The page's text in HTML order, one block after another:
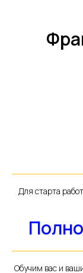
Для старта
Обучим вас и